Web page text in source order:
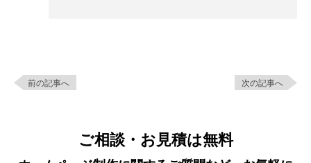
前の記事へ 次の記事へ
ご相談・お見積は無料